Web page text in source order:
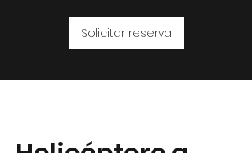
Solicitar reserva